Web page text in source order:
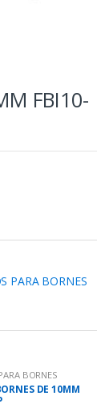
FBI10-
PARA BORNES
BORNES
DE 10MM